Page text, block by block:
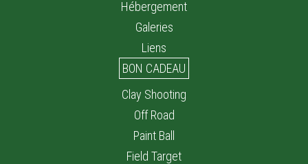
Hébergement
Galeries
Liens
BON CADEAU
Clay Shooting
Off Road
Paint Ball
Field Target